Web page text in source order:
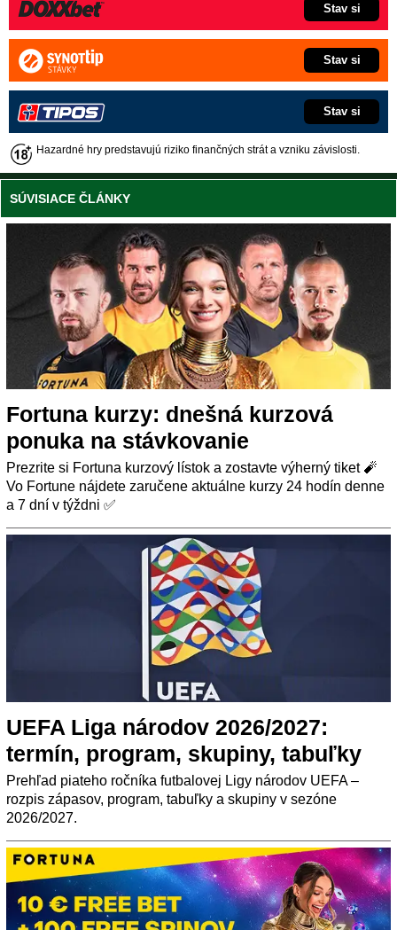
Stav si
Stav si
Stav si
Hazardné hry predstavujú riziko finančných strát a vzniku závislosti.
SÚVISIACE ČLÁNKY
Fortuna kurzy: dnešná kurzová
ponuka na stávkovanie
Prezrite si Fortuna kurzový lístok a zostavte výherný tiket 🧨
Vo Fortune nájdete zaručene aktuálne kurzy 24 hodín denne
a 7 dní v týždni ✅
UEFA Liga národov 2026/2027:
termín, program, skupiny, tabuľky
Prehľad piateho ročníka futbalovej Ligy národov UEFA –
rozpis zápasov, program, tabuľky a skupiny v sezóne
2026/2027.